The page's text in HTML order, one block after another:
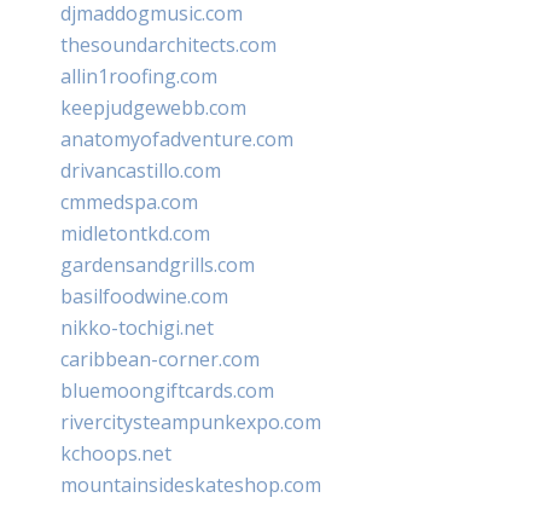
djmaddogmusic.com
thesoundarchitects.com
allin1roofing.com
keepjudgewebb.com
anatomyofadventure.com
drivancastillo.com
cmmedspa.com
midletontkd.com
gardensandgrills.com
basilfoodwine.com
nikko-tochigi.net
caribbean-corner.com
bluemoongiftcards.com
rivercitysteampunkexpo.com
kchoops.net
mountainsideskateshop.com